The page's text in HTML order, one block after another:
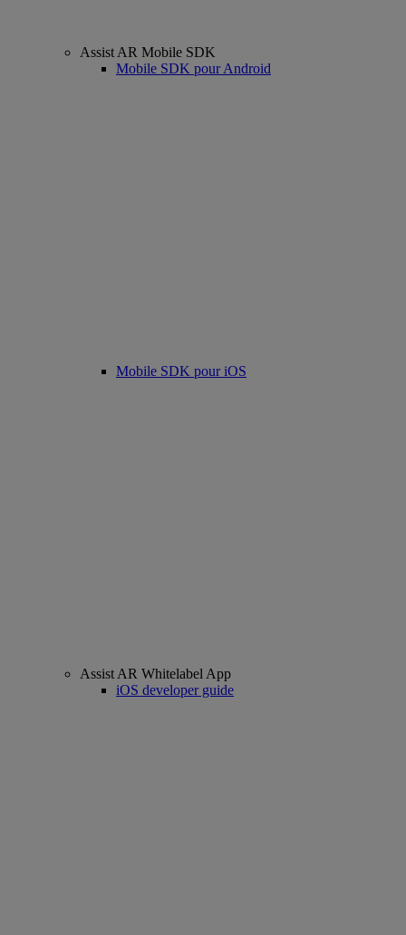
Assist AR Mobile SDK
Mobile SDK pour Android
Mobile SDK pour iOS
Assist AR Whitelabel App
iOS developer guide